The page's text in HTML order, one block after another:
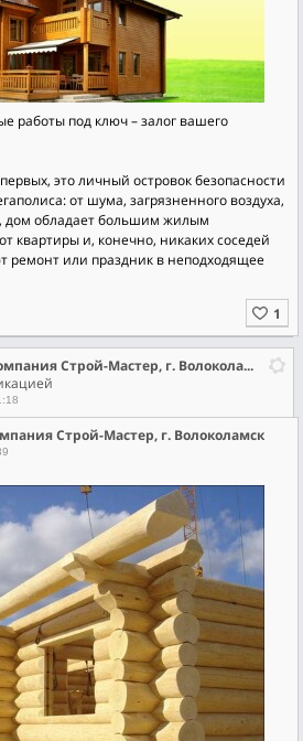
работы под ключ – залог вашего
это личный островок безопасности
от шума, загрязненного воздуха,
дом обладает большим жилым
квартиры и, конечно, никаких соседей
ремонт или праздник в неподходящее
Строительная компания Строй-Мастер, г. Волоколамск
Строй-Мастер, г. Волоколамск